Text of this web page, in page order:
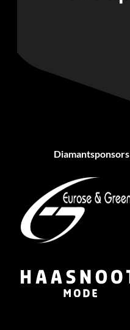
Diamantsponsors